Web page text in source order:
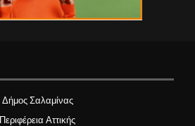
Δήμος Σαλαμίνας
Περιφέρεια Αττικής